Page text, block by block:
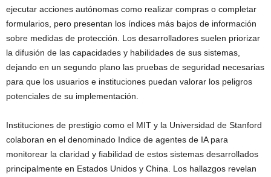
ejecutar acciones autónomas como realizar compras o completar
formularios, pero presentan los índices más bajos de información
sobre medidas de protección. Los desarrolladores suelen priorizar
la difusión de las capacidades y habilidades de sus sistemas,
dejando en un segundo plano las pruebas de seguridad necesarias
para que los usuarios e instituciones puedan valorar los peligros
potenciales de su implementación.
Instituciones de prestigio como el MIT y la Universidad de Stanford
colaboran en el denominado Indice de agentes de IA para
monitorear la claridad y fiabilidad de estos sistemas desarrollados
principalmente en Estados Unidos y China. Los hallazgos revelan